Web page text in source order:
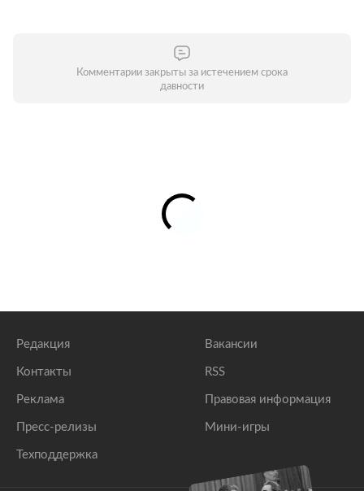
Комментарии закрыты за истечением срока
давности
Редакция
Контакты
Реклама
Пресс-релизы
Техподдержка
Вакансии
RSS
Правовая информация
Мини-игры